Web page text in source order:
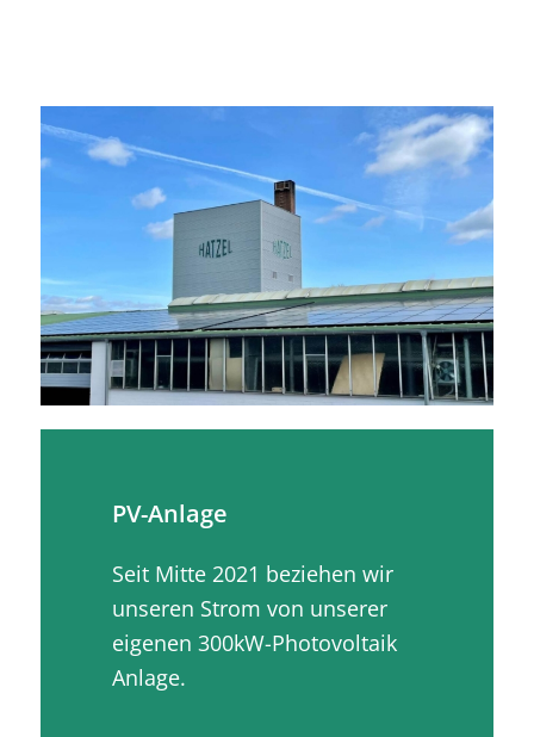
PV-Anlage
Seit Mitte 2021 beziehen wir
unseren Strom von unserer
eigenen 300kW-Photovoltaik
Anlage.